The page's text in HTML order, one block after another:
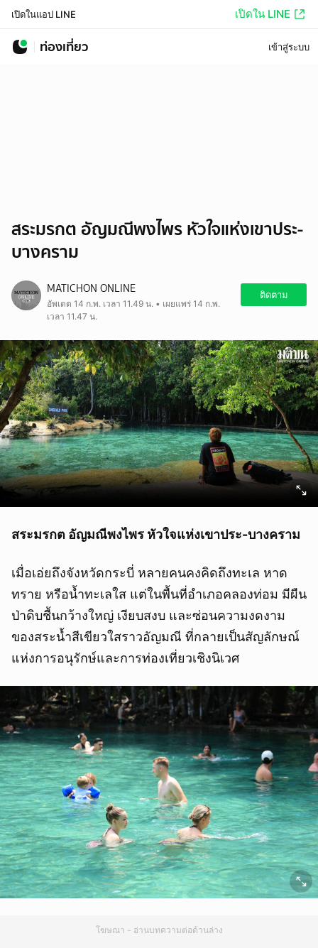
เปิดในแอป LINE เปิดใน LINE
ท่องเที่ยว เข้าสู่ระบบ
สระมรกต อัญมณีพงไพร หัวใจแห่งเขาประ-
บางคราม
MATICHON ONLINE
อัพเดต 14 ก.พ. เวลา 11.49 น. • เผยแพร่ 14 ก.พ.
เวลา 11.47 น.
ติดตาม
สระมรกต อัญมณีพงไพร หัวใจแห่งเขาประ-บางคราม
เมื่อเอ่ยถึงจังหวัดกระบี่ หลายคนคงคิดถึงทะเล หาด
ทราย หรือน้ำทะเลใส แต่ในพื้นที่อำเภอคลองท่อม มีผืน
ป่าดิบชื้นกว้างใหญ่ เงียบสงบ และซ่อนความงดงาม
ของสระน้ำสีเขียวใสราวอัญมณี ที่กลายเป็นสัญลักษณ์
แห่งการอนุรักษ์และการท่องเที่ยวเชิงนิเวศ
โฆษณา - อ่านบทความต่อด้านล่าง